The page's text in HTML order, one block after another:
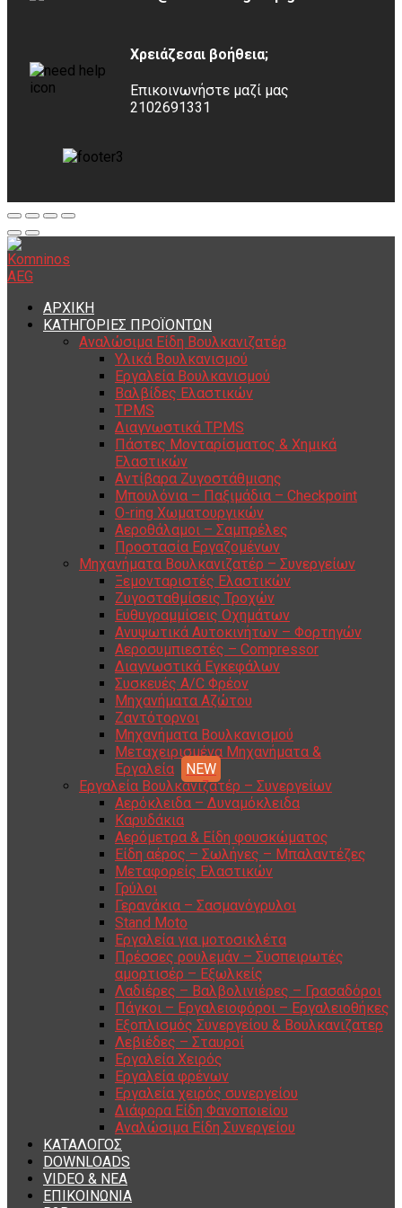
Χρειάζεσαι βοήθεια;
Επικοινωνήστε μαζί μας
2102691331
ΑΡΧΙΚΗ
ΚΑΤΗΓΟΡΙΕΣ ΠΡΟΪΟΝΤΩΝ
Αναλώσιμα Είδη Βουλκανιζατέρ
Υλικά Βουλκανισμού
Εργαλεία Βουλκανισμού
Βαλβίδες Ελαστικών
TPMS
Διαγνωστικά TPMS
Πάστες Μονταρίσματος & Χημικά
Ελαστικών
Αντίβαρα Ζυγοστάθμισης
Μπουλόνια – Παξιμάδια – Checkpoint
O-ring Χωματουργικών
Αεροθάλαμοι – Σαμπρέλες
Προστασία Εργαζομένων
Μηχανήματα Βουλκανιζατέρ – Συνεργείων
Ξεμονταριστές Ελαστικών
Ζυγοσταθμίσεις Τροχών
Ευθυγραμμίσεις Οχημάτων
Ανυψωτικά Αυτοκινήτων – Φορτηγών
Αεροσυμπιεστές – Compressor
Διαγνωστικά Εγκεφάλων
Συσκευές A/C Φρέον
Μηχανήματα Αζώτου
Ζαντότορνοι
Μηχανήματα Βουλκανισμού
Μεταχειρισμένα Μηχανήματα &
Εργαλεία
Εργαλεία Βουλκανιζατέρ – Συνεργείων
Αερόκλειδα – Δυναμόκλειδα
Καρυδάκια
Αερόμετρα & Είδη φουσκώματος
Είδη αέρος – Σωλήνες – Μπαλαντέζες
Μεταφορείς Ελαστικών
Γρύλοι
Γερανάκια – Σασμανόγρυλοι
Stand Moto
Εργαλεία για μοτοσικλέτα
Πρέσσες ρουλεμάν – Συσπειρωτές
αμορτισέρ – Εξωλκείς
Λαδιέρες – Βαλβολινιέρες – Γρασαδόροι
Πάγκοι – Εργαλειοφόροι – Εργαλειοθήκες
Εξοπλισμός Συνεργείου & Βουλκανιζατερ
Λεβιέδες – Σταυροί
Εργαλεία Χειρός
Εργαλεία φρένων
Εργαλεία χειρός συνεργείου
Διάφορα Είδη Φανοποιείου
Αναλώσιμα Είδη Συνεργείου
ΚΑΤΑΛΟΓΟΣ
DOWNLOADS
VIDEO & ΝΕΑ
ΕΠΙΚΟΙΝΩΝΙΑ